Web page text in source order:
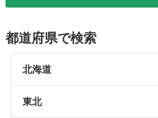
都道府県で検索
北海道
東北